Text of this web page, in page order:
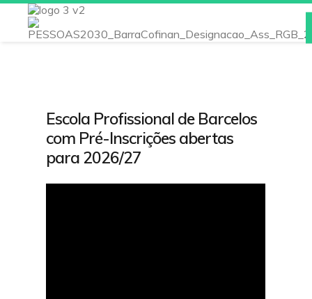
Noticias
Instalações
Atividades/Projetos
Escola Profissional de Barcelos
com Pré-Inscrições abertas
para 2026/27